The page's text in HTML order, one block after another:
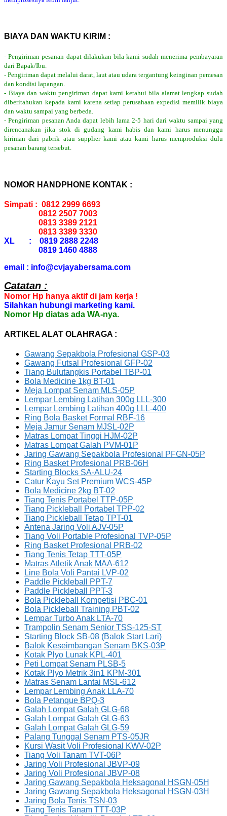
BIAYA DAN WAKTU KIRIM :
- Pengiriman pesanan dapat dilakukan bila kami sudah menerima pembayaran
dari Bapak/Ibu.
- Pengiriman dapat melalui darat, laut atau udara tergantung keinginan pemesan
dan kondisi lapangan.
- Biaya dan waktu pengiriman dapat kami ketahui bila alamat lengkap sudah
diberitahukan kepada kami karena setiap perusahaan expedisi memilik biaya
dan waktu sampai yang berbeda.
- Pengiriman pesanan Anda dapat lebih lama 2-5 hari dari waktu sampai yang
direncanakan jika stok di gudang kami habis dan kami harus menunggu
kiriman dari pabrik atau supplier kami atau kami harus memproduksi dulu
pesanan barang tersebut.
NOMOR HANDPHONE KONTAK :
Simpati : 0812 2999 6693
0812 2507 7003
0813 3389 2121
0813 3389 3330
XL : 0819 2888 2248
0819 1460 4888
email : info@cvjayabersama.com
Catatan :
Nomor Hp hanya aktif di jam kerja !
Silahkan hubungi marketing kami.
Nomor Hp diatas ada WA-nya.
ARTIKEL ALAT OLAHRAGA :
Gawang Sepakbola Profesional GSP-03
Gawang Futsal Profesional GFP-02
Tiang Bulutangkis Portabel TBP-01
Bola Medicine 1kg BT-01
Meja Lompat Senam MLS-05P
Lempar Lembing Latihan 300g LLL-300
Lempar Lembing Latihan 400g LLL-400
Ring Bola Basket Formal RBF-16
Meja Jamur Senam MJSL-02P
Matras Lompat Tinggi HJM-02P
Matras Lompat Galah PVM-01P
Jaring Gawang Sepakbola Profesional PFGN-05P
Ring Basket Profesional PRB-06H
Starting Blocks SA-ALU-24
Catur Kayu Set Premium WCS-45P
Bola Medicine 2kg BT-02
Tiang Tenis Portabel TTP-05P
Tiang Pickleball Portabel TPP-02
Tiang Pickleball Tetap TPT-01
Antena Jaring Voli AJV-05P
Tiang Voli Portable Profesional TVP-05P
Ring Basket Profesional PRB-02
Tiang Tenis Tetap TTT-05P
Matras Atletik Anak MAA-612
Line Bola Voli Pantai LVP-02
Paddle Pickleball PPT-7
Paddle Pickleball PPT-3
Bola Pickleball Kompetisi PBC-01
Bola Pickleball Training PBT-02
Lempar Turbo Anak LTA-70
Trampolin Senam Senior TSS-125-ST
Starting Block SB-08 (Balok Start Lari)
Balok Keseimbangan Senam BKS-03P
Kotak Plyo Lunak KPL-401
Peti Lompat Senam PLSB-5
Kotak Plyo Metrik 3in1 KPM-301
Matras Senam Lantai MSL-612
Lempar Lembing Anak LLA-70
Bola Petanque BPQ-3
Galah Lompat Galah GLG-68
Galah Lompat Galah GLG-63
Galah Lompat Galah GLG-59
Palang Tunggal Senam PTS-05JR
Kursi Wasit Voli Profesional KWV-02P
Tiang Voli Tanam TVT-06P
Jaring Voli Profesional JBVP-09
Jaring Voli Profesional JBVP-08
Jaring Gawang Sepakbola Heksagonal HSGN-05H
Jaring Gawang Sepakbola Heksagonal HSGN-03H
Jaring Bola Tenis TSN-03
Tiang Tenis Tanam TTT-03P